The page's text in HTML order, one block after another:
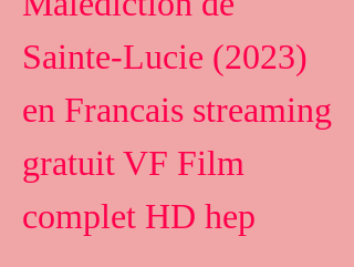
Sainte-Lucie (2023)
en Francais streaming
gratuit VF Film
complet HD hep